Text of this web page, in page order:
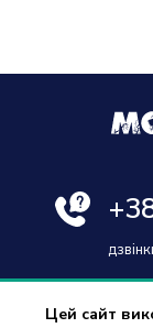
Цей сайт